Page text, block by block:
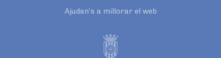
Ajudan’s a millorar el web